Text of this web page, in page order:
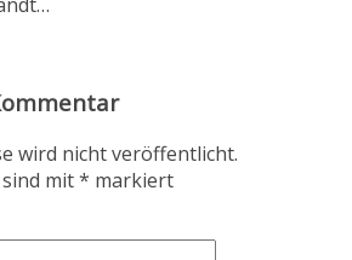
wird nicht veröffentlicht.
mit* markiert